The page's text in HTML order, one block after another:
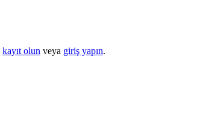
kayıt olun veya giriş yapın.